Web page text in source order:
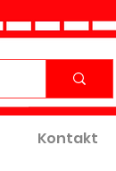
Kontakt